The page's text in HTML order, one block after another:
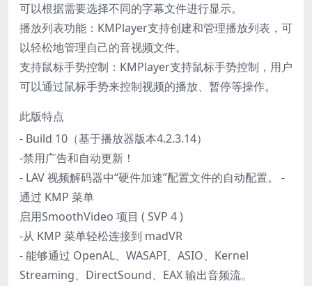
可以根据需要选择不同的字幕文件进行显示。
播放列表功能：KMPlayer支持创建和管理播放列表，可
以轻松地管理自己的音视频文件。
支持鼠标手势控制：KMPlayer支持鼠标手势控制，用户
可以通过鼠标手势来控制视频的播放、暂停等操作。
此版特点
- Build 10（基于播放器版本4.2.3.14）
-禁用广告和自动更新！
- LAV 视频解码器中“硬件加速”配置文件的自动配置。 -
通过 KMP 菜单
启用SmoothVideo 项目 ( SVP 4 )
-从 KMP 菜单轻松连接到 madVR
- 能够通过 OpenAL、WASAPI、ASIO、Kernel
Streaming、DirectSound、EAX 输出音频流。